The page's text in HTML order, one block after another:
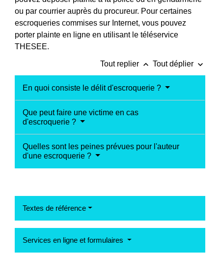
ou par courrier auprès du procureur. Pour certaines
escroqueries commises sur Internet, vous pouvez
porter plainte en ligne en utilisant le téléservice
THESEE.
Tout replier keyboard_arrow_up Tout déplier keyboard_arrow_down
En quoi consiste le délit d'escroquerie ?
Que peut faire une victime en cas
d'escroquerie ?
Quelles sont les peines prévues pour l'auteur
d'une escroquerie ?
Textes de référence
Services en ligne et formulaires